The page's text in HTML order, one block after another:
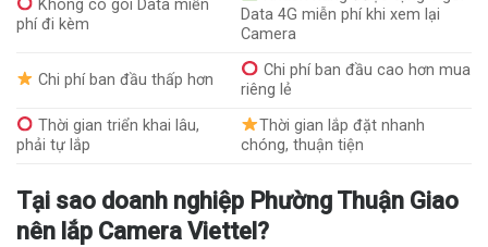
Không có gói Data miễn
phí đi kèm
Data 4G miễn phí khi xem lại
Camera
Chi phí ban đầu thấp hơn
Chi phí ban đầu cao hơn mua
riêng lẻ
Thời gian triển khai lâu,
phải tự lắp
Thời gian lắp đặt nhanh
chóng, thuận tiện
Tại sao doanh nghiệp Phường Thuận Giao
nên lắp Camera Viettel?